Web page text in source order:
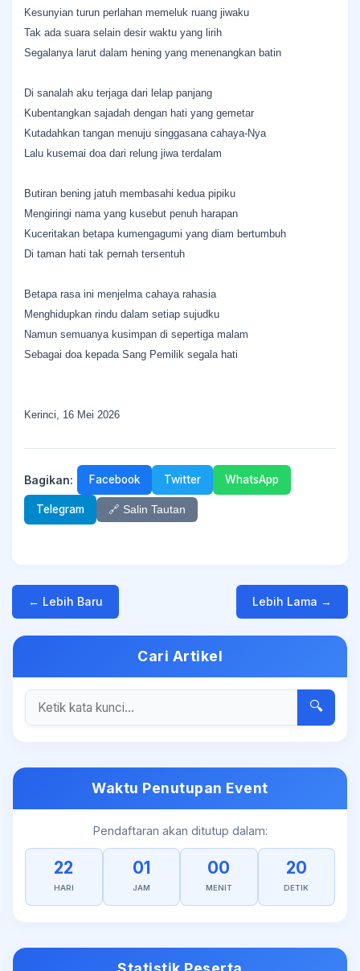
Kesunyian turun perlahan memeluk ruang jiwaku
Tak ada suara selain desir waktu yang lirih
Segalanya larut dalam hening yang menenangkan batin
Di sanalah aku terjaga dari lelap panjang
Kubentangkan sajadah dengan hati yang gemetar
Kutadahkan tangan menuju singgasana cahaya-Nya
Lalu kusemai doa dari relung jiwa terdalam
Butiran bening jatuh membasahi kedua pipiku
Mengiringi nama yang kusebut penuh harapan
Kuceritakan betapa kumengagumi yang diam bertumbuh
Di taman hati tak pernah tersentuh
Betapa rasa ini menjelma cahaya rahasia
Menghidupkan rindu dalam setiap sujudku
Namun semuanya kusimpan di sepertiga malam
Sebagai doa kepada Sang Pemilik segala hati
Kerinci, 16 Mei 2026
Bagikan: Facebook Twitter WhatsApp
Telegram 🔗 Salin Tautan
← Lebih Baru Lebih Lama →
Cari Artikel
🔍
Waktu Penutupan Event
Pendaftaran akan ditutup dalam:
22
HARI
01
JAM
00
MENIT
20
DETIK